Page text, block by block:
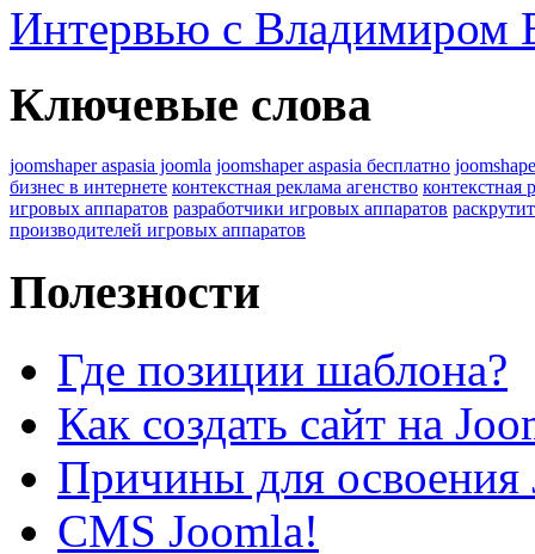
Интервью с
Ключевые слова
joomshaper aspasia joomla joomshaper aspasia бесплатно
бизнес в интернете контекстная реклама агенство контекстная
игровых аппаратов разработчики игровых аппаратов
производителей игровых аппаратов
Полезности
Где позиции шаблона?
Как создать сайт на
Причины для освоения
CMS Joomla!